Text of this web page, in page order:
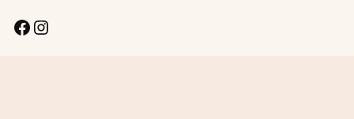
Facebook
Instagram